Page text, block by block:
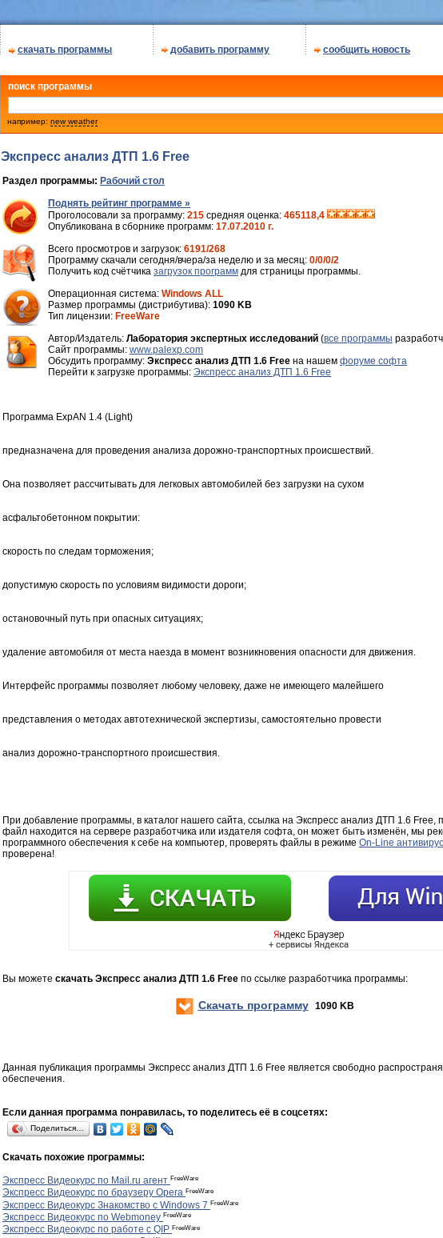
скачать программы добавить программу сообщить новость
поиск программы
например: new weather
Экспресс анализ ДТП 1.6 Free
Раздел программы: Рабочий стол
Поднять рейтинг программе »
Проголосовали за программу: 215 средняя оценка: 465118,4
Опубликована в сборнике программ: 17.07.2010 г.
Всего просмотров и загрузок: 6191/268
Программу скачали сегодня/вчера/за неделю и за месяц: 0/0/0/2
Получить код счётчика загрузок программ для страницы программы.
Операционная система: Windows ALL
Размер программы (дистрибутива): 1090 KB
Тип лицензии: FreeWare
Автор/Издатель: Лаборатория экспертных исследований (все программы
Cайт программы: www.palexp.com
Обсудить программу: Экспресс анализ ДТП 1.6 Free на нашем форуме софта
Перейти к загрузке программы: Экспресс анализ ДТП 1.6 Free
Программа ExpAN 1.4 (Light)
предназначена для проведения анализа дорожно-транспортных происшествий.
Она позволяет рассчитывать для легковых автомобилей без загрузки на сухом
асфальтобетонном покрытии:
скорость по следам торможения;
допустимую скорость по условиям видимости дороги;
остановочный путь при опасных ситуациях;
удаление автомобиля от места наезда в момент возникновения опасности для движения.
Интерфейс программы позволяет любому человеку, даже не имеющего малейшего
представления о методах автотехнической экспертизы, самостоятельно провести
анализ дорожно-транспортного происшествия.
При добавление программы, в каталог нашего сайта, ссылка на Экспресс анализ ДТП 1.6 Free,
файл находится на сервере разработчика или издателя софта, он может быть изменён, мы
программного обеспечения к себе на компьютер, проверять файлы в режиме On-Line
проверена!
Вы можете скачать Экспресс анализ ДТП 1.6 Free по ссылке разработчика программы:
Скачать программу 1090 KB
Данная публикация программы Экспресс анализ ДТП 1.6 Free является свободно
обеспечения.
Если данная программа понравилась, то поделитесь её в соцсетях:
Поделиться…
Скачать похожие программы:
Экспресс Видеокурс по Mail.ru агент FreeWare
Экспресс Видеокурс по браузеру Opera FreeWare
Экспресс Видеокурс Знакомство с Windows 7 FreeWare
Экспресс Видеокурс по Webmoney FreeWare
Экспресс Видеокурс по работе с QIP FreeWare